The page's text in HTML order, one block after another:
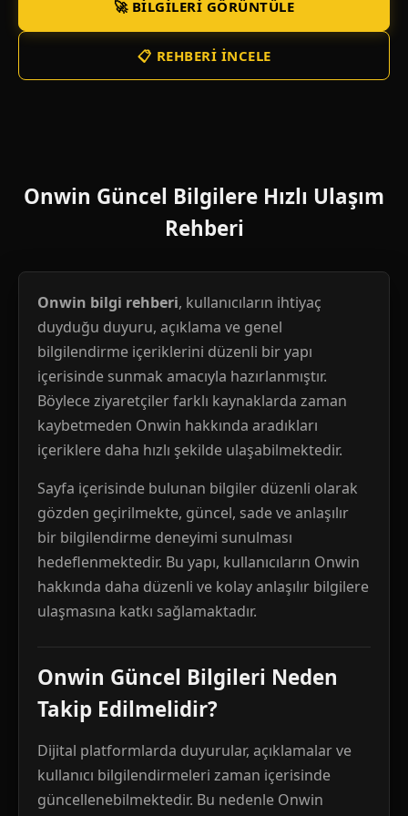
🚀 BILGILERI GÖRÜNTÜLE
📋 REHBERI İNCELE
Onwin Güncel Bilgilere Hızlı Ulaşım
Rehberi
Onwin bilgi rehberi, kullanıcıların ihtiyaç
duyduğu duyuru, açıklama ve genel
bilgilendirme içeriklerini düzenli bir yapı
içerisinde sunmak amacıyla hazırlanmıştır.
Böylece ziyaretçiler farklı kaynaklarda zaman
kaybetmeden Onwin hakkında aradıkları
içeriklere daha hızlı şekilde ulaşabilmektedir.
Sayfa içerisinde bulunan bilgiler düzenli olarak
gözden geçirilmekte, güncel, sade ve anlaşılır
bir bilgilendirme deneyimi sunulması
hedeflenmektedir. Bu yapı, kullanıcıların Onwin
hakkında daha düzenli ve kolay anlaşılır bilgilere
ulaşmasına katkı sağlamaktadır.
Onwin Güncel Bilgileri Neden
Takip Edilmelidir?
Dijital platformlarda duyurular, açıklamalar ve
kullanıcı bilgilendirmeleri zaman içerisinde
güncellenebilmektedir. Bu nedenle Onwin